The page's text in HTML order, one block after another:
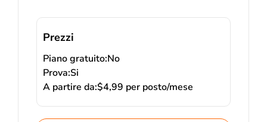
Prezzi
Piano gratuito:No
Prova:Si
A partire da:$4,99 per posto/mese